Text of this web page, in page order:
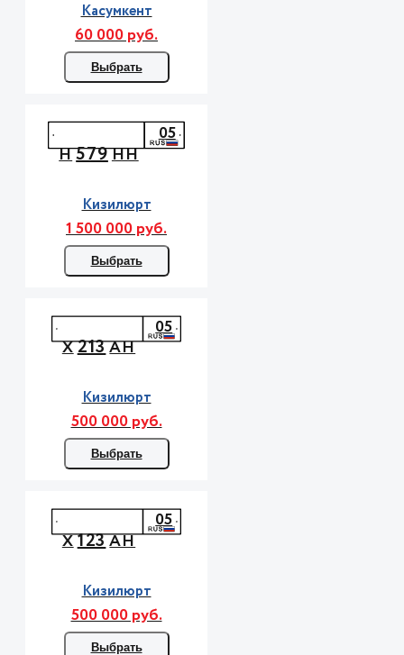
Касумкент
60 000 руб.
Выбрать
Н579НН
05
Кизилюрт
1 500 000 руб.
Выбрать
Х213АН
05
Кизилюрт
500 000 руб.
Выбрать
Х123АН
05
Кизилюрт
500 000 руб.
Выбрать